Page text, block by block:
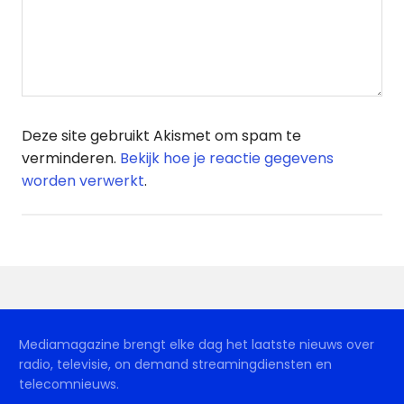
Deze site gebruikt Akismet om spam te
verminderen. Bekijk hoe je reactie gegevens
worden verwerkt.
Mediamagazine brengt elke dag het laatste nieuws over
radio, televisie, on demand streamingdiensten en
telecomnieuws.